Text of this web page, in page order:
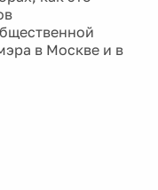
в Москве и в